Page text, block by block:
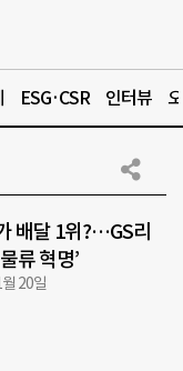
ESG·CSR 인터뷰
배달 1위?…GS리
류 혁명’
20일